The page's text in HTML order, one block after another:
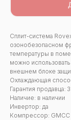
Сплит-система
озонобезопасном
температуры в
можно
внешнем блоке
Охлаждающая
Гарантия продавца:
Наличие: в наличии
Инвертор: да
Компрессор: GMCC